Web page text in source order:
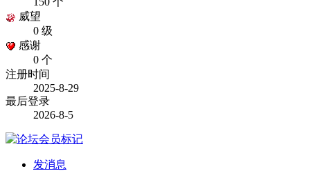
威望
0 级
感谢
0 个
注册时间
2025-8-29
最后登录
2026-8-5
发消息